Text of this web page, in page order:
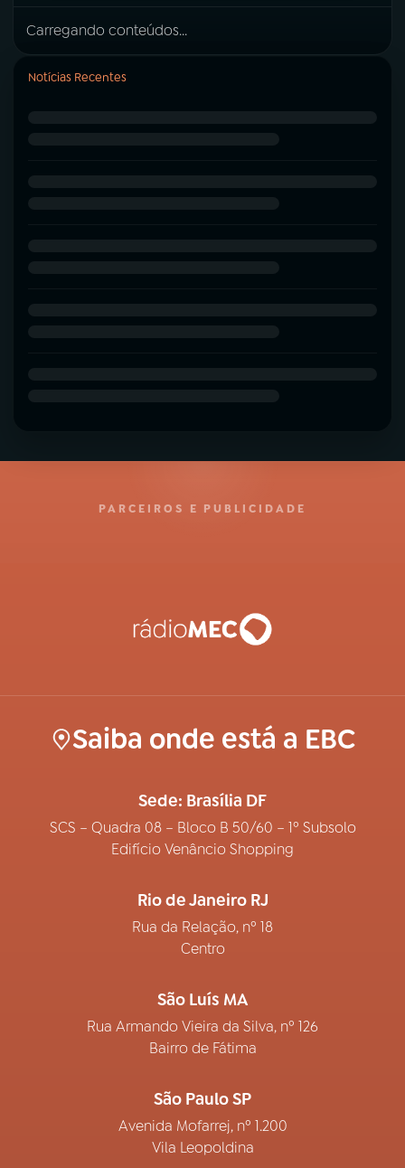
Carregando conteúdos...
Notícias Recentes
PARCEIROS E PUBLICIDADE
Saiba onde está a EBC
Sede: Brasília DF
SCS – Quadra 08 – Bloco B 50/60 – 1º Subsolo
Edifício Venâncio Shopping
Rio de Janeiro RJ
Rua da Relação, nº 18
Centro
São Luís MA
Rua Armando Vieira da Silva, nº 126
Bairro de Fátima
São Paulo SP
Avenida Mofarrej, nº 1.200
Vila Leopoldina